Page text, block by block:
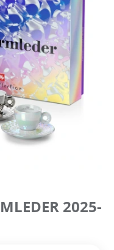
2025-